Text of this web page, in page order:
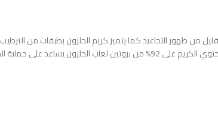
من ظهور التجاعيد كما يتميز كريم الحلزون بطبقات من
- مرطب غني بموسين الحلزون 92٪ الذي يمنح البشرة تغذية ورطوبة بدون دهنية.